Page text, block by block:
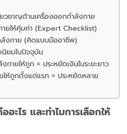
วชาญด้านเครื่องออกกำลังกาย
ายให้คุ้มค่า (Expert Checklist)
งกาย (คิดแบบมืออาชีพ)
ยมในปัจจุบัน
กายให้ถูก = ประหยัดเงินในระยะยาว
ให้ถูกตั้งแต่แรก = ประหยัดหลาย
ะไร และทำไมการเลือกให้